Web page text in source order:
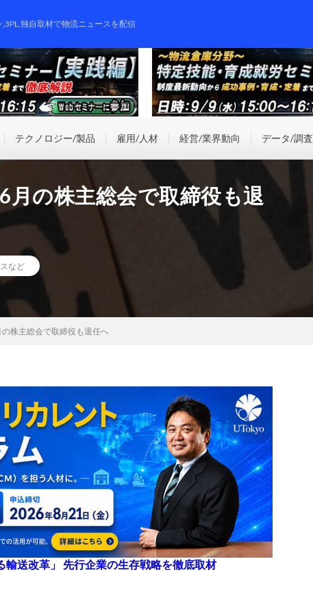
独自取材で物流ニュースを配信
テクノロジー/製品 雇用/人材 経営/業界動向 データ/調査
月の株主総会で取締役も退
など
株主総会で取締役も退任へ
輸送改革」 先行企業の生存戦略を徹底取材